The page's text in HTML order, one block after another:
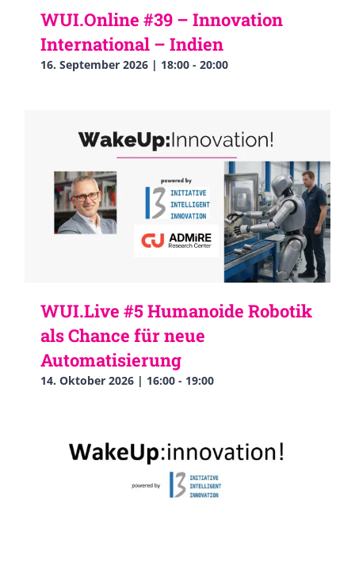
WUI.Online #39 – Innovation
International – Indien
16. September 2026 | 18:00 - 20:00
WUI.Live #5 Humanoide Robotik
als Chance für neue
Automatisierung
14. Oktober 2026 | 16:00 - 19:00